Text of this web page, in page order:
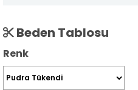
Beden Tablosu
Renk